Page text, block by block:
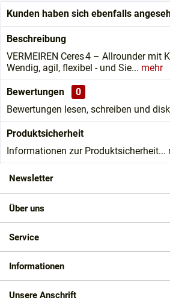
Kunden haben sich ebenfalls
Beschreibung
VERMEIREN Ceres 4 – Allrounder mit
Wendig, agil, flexibel - und Sie... mehr
Bewertungen
0
Bewertungen lesen, schreiben und
Produktsicherheit
Informationen zur Produktsicherheit...
Newsletter
Über uns
Service
Informationen
Unsere Anschrift